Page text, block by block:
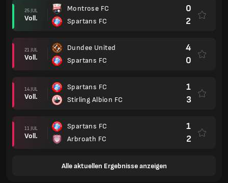
25 JUL
Voll.
Montrose FC
Spartans FC
0
2
21 JUL
Voll.
Dundee United
Spartans FC
4
0
14 JUL
Voll.
Spartans FC
Stirling Albion FC
1
3
11 JUL
Voll.
Spartans FC
Arbroath FC
1
2
Alle aktuellen Ergebnisse anzeigen